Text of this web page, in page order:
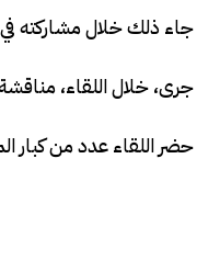
جاء ذلك خلال مشاركته في
جرى، خلال اللقاء،
حضر اللقاء عدد من كبار